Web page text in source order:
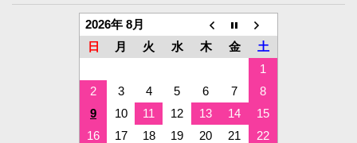
2026年 8月
日
月 火 水 木 金
土
1
2
3 4 5 6 7
8
9
10 11 12 13 14
15
16
17 18 19 20 21
22